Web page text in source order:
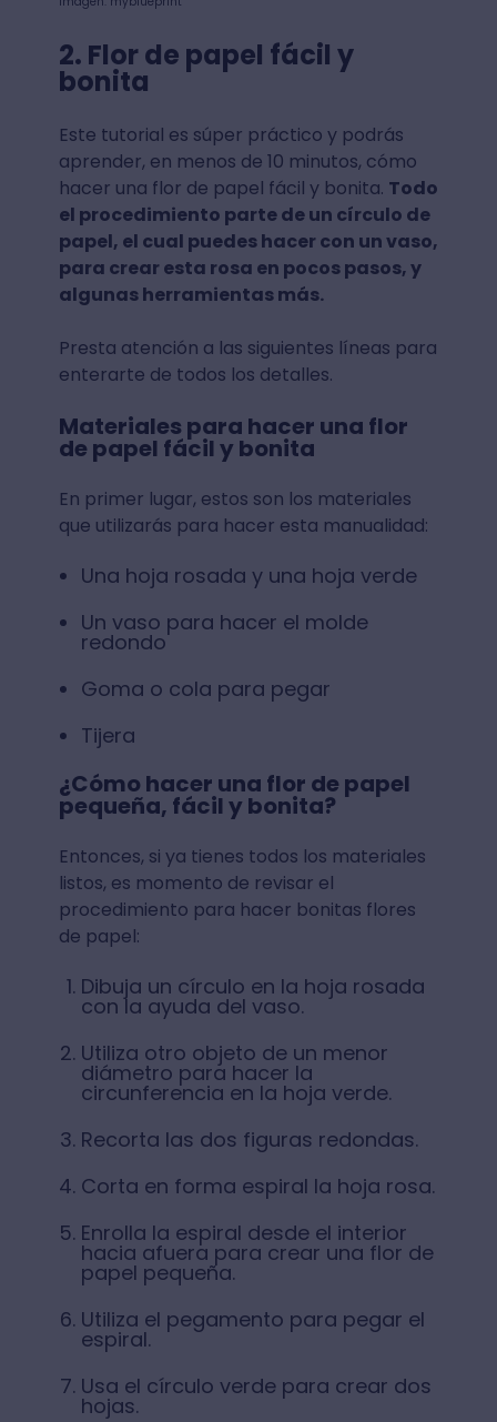
2. Flor de papel fácil y
bonita
Este tutorial es súper práctico y podrás
aprender, en menos de 10 minutos, cómo
hacer una flor de papel fácil y bonita. Todo
el procedimiento parte de un círculo de
papel, el cual puedes hacer con un vaso,
para crear esta rosa en pocos pasos, y
algunas herramientas más.
Presta atención a las siguientes líneas para
enterarte de todos los detalles.
Materiales para hacer una flor
de papel fácil y bonita
En primer lugar, estos son los materiales
que utilizarás para hacer esta manualidad:
Una hoja rosada y una hoja verde
Un vaso para hacer el molde
redondo
Goma o cola para pegar
Tijera
¿Cómo hacer una flor de papel
pequeña, fácil y bonita?
Entonces, si ya tienes todos los materiales
listos, es momento de revisar el
procedimiento para hacer bonitas flores
de papel:
Dibuja un círculo en la hoja rosada
con la ayuda del vaso.
Utiliza otro objeto de un menor
diámetro para hacer la
circunferencia en la hoja verde.
Recorta las dos figuras redondas.
Corta en forma espiral la hoja rosa.
Enrolla la espiral desde el interior
hacia afuera para crear una flor de
papel pequeña.
Utiliza el pegamento para pegar el
espiral.
Usa el círculo verde para crear dos
hojas.